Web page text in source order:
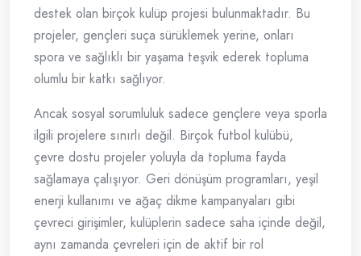
destek olan birçok kulüp projesi bulunmaktadır. Bu
projeler, gençleri suça sürüklemek yerine, onları
spora ve sağlıklı bir yaşama teşvik ederek topluma
olumlu bir katkı sağlıyor.
Ancak sosyal sorumluluk sadece gençlere veya sporla
ilgili projelere sınırlı değil. Birçok futbol kulübü,
çevre dostu projeler yoluyla da topluma fayda
sağlamaya çalışıyor. Geri dönüşüm programları, yeşil
enerji kullanımı ve ağaç dikme kampanyaları gibi
çevreci girişimler, kulüplerin sadece saha içinde değil,
aynı zamanda çevreleri için de aktif bir rol